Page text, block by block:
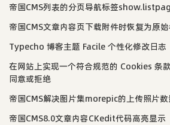
帝国CMS列表的分页导航标签
帝国CMS文章内容页下载附件时恢复为原
Typecho 博客主题 Facile 个性化修改日志
在网站上实现一个符合规范的 Cookies 条
同意或拒绝
帝国CMS解决图片集morepic的上传照片
帝国CMS8.0文章内容CKedit代码高亮显示